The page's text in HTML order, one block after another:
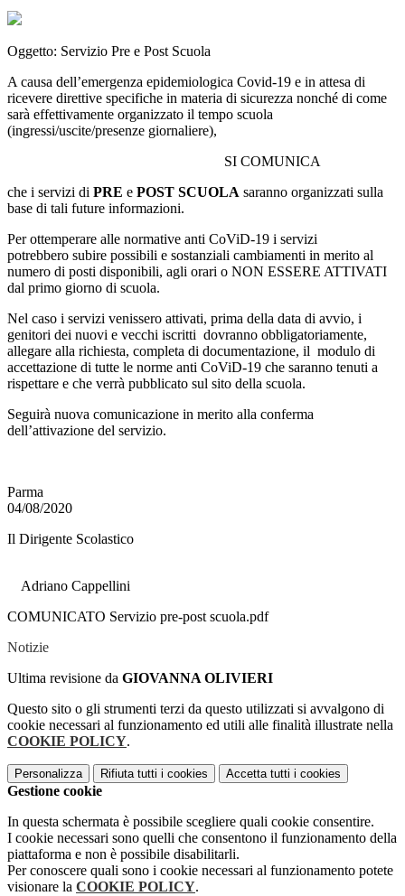
Oggetto: Servizio Pre e Post Scuola
A causa dell’emergenza epidemiologica Covid-19 e in attesa di
ricevere direttive specifiche in materia di sicurezza nonché di come
sarà effettivamente organizzato il tempo scuola
(ingressi/uscite/presenze giornaliere),
SI COMUNICA
che i servizi di PRE e POST SCUOLA saranno organizzati sulla
base di tali future informazioni.
Per ottemperare alle normative anti CoViD-19 i servizi
potrebbero subire possibili e sostanziali cambiamenti in merito al
numero di posti disponibili, agli orari o NON ESSERE ATTIVATI
dal primo giorno di scuola.
Nel caso i servizi venissero attivati, prima della data di avvio, i
genitori dei nuovi e vecchi iscritti dovranno obbligatoriamente,
allegare alla richiesta, completa di documentazione, il modulo di
accettazione di tutte le norme anti CoViD-19 che saranno tenuti a
rispettare e che verrà pubblicato sul sito della scuola.
Seguirà nuova comunicazione in merito alla conferma
dell’attivazione del servizio.
Parma
04/08/
Il Dirigente Scolastico
Adriano Cappellini
COMUNICATO Servizio pre-post scuola.pdf
Notizie
Ultima revisione da GIOVANNA OLIVIERI
Questo sito o gli strumenti terzi da questo utilizzati si avvalgono di
cookie necessari al funzionamento ed utili alle finalità illustrate nella
COOKIE POLICY.
Personalizza Rifiuta tutti i cookies Accetta tutti i cookies
Gestione cookie
In questa schermata è possibile scegliere quali cookie consentire.
I cookie necessari sono quelli che consentono il funzionamento della
piattaforma e non è possibile disabilitarli.
Per conoscere quali sono i cookie necessari al funzionamento potete
visionare la COOKIE POLICY.